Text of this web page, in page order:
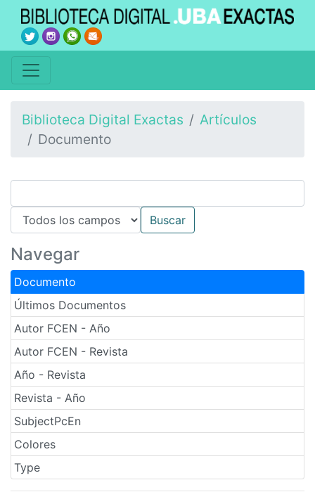
Biblioteca Digital Exactas
Artículos
Documento
Navegar
Documento
Últimos Documentos
Autor FCEN - Año
Autor FCEN - Revista
Año - Revista
Revista - Año
SubjectPcEn
Colores
Type